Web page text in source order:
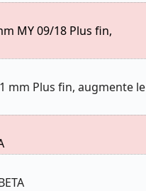
MY 09/18 Plus fin,
mm Plus fin, augmente le